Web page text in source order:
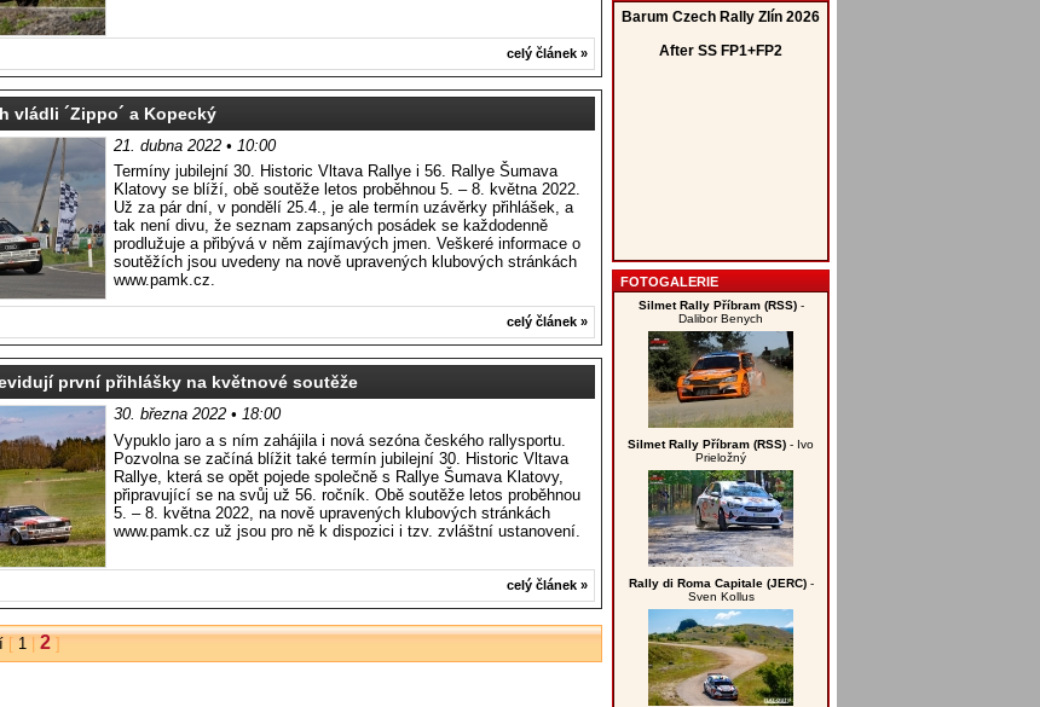
celý článek »
vládli ´Zippo´ a Kopecký
21. dubna 2022 • 10:00
Termíny jubilejní 30. Historic Vltava Rallye i 56. Rallye Šumava
Klatovy se blíží, obě soutěže letos proběhnou 5. – 8. května 2022.
Už za pár dní, v pondělí 25.4., je ale termín uzávěrky přihlášek, a
tak není divu, že seznam zapsaných posádek se každodenně
prodlužuje a přibývá v něm zajímavých jmen. Veškeré informace o
soutěžích jsou uvedeny na nově upravených klubových stránkách
www.pamk.cz.
celý článek »
první přihlášky na květnové soutěže
30. března 2022 • 18:00
Vypuklo jaro a s ním zahájila i nová sezóna českého rallysportu.
Pozvolna se začíná blížit také termín jubilejní 30. Historic Vltava
Rallye, která se opět pojede společně s Rallye Šumava Klatovy,
připravující se na svůj už 56. ročník. Obě soutěže letos proběhnou
5. – 8. května 2022, na nově upravených klubových stránkách
www.pamk.cz už jsou pro ně k dispozici i tzv. zvláštní ustanovení.
celý článek »
[ 1| 2]
FOTOGALERIE
Silmet Rally Příbram (RSS)-
Dalibor Benych
Silmet Rally Příbram (RSS) - Ivo
Prieložný
Rally di Roma Capitale (JERC)-
Sven Kollus